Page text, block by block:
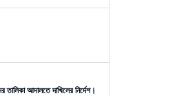
তালিকা আদালতে দাখিলের নির্দেশ।